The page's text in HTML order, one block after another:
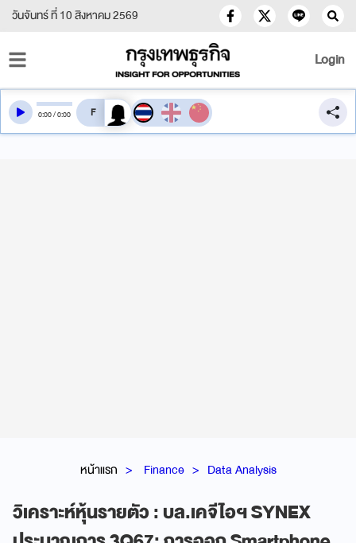
วันจันทร์ ที่ 10 สิงหาคม 2569
Login
หน้าแรก Finance Data Analysis
วิเคราะห์หุ้นรายตัว : บล.เคจีไอฯ SYNEX
0:00/0:00 สลับเสียงอ่าน